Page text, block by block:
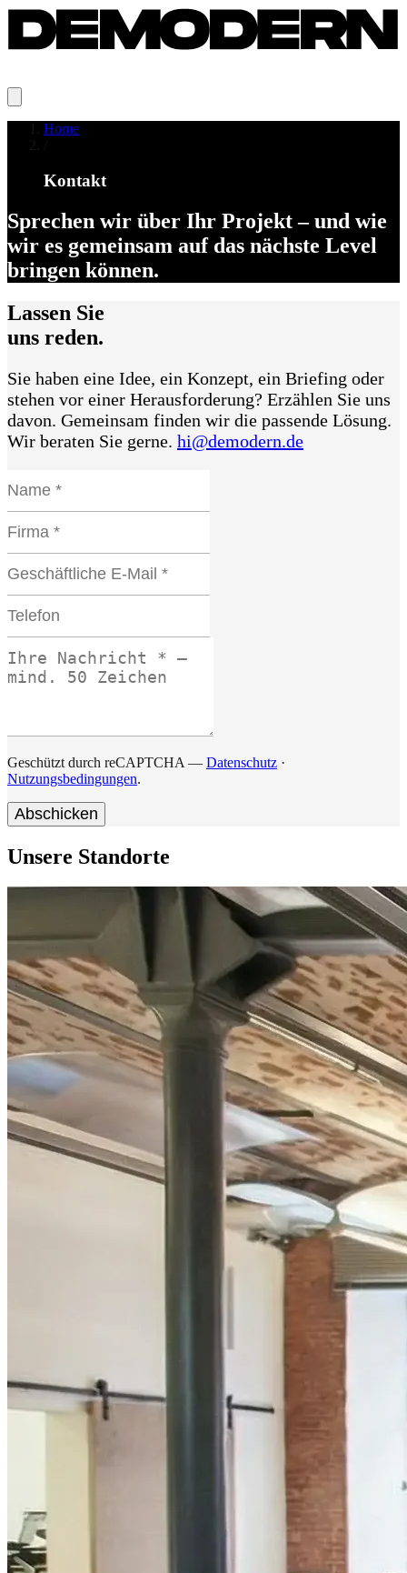
Home
Kontakt
Sprechen wir über Ihr Projekt – und wie
wir es gemeinsam auf das nächste Level
bringen können.
Lassen Sie
uns reden.
Sie haben eine Idee, ein Konzept, ein Briefing oder
stehen vor einer Herausforderung? Erzählen Sie uns
davon. Gemeinsam finden wir die passende Lösung.
Wir beraten Sie gerne. hi@demodern.de
Geschützt durch reCAPTCHA — Datenschutz ·
Nutzungsbedingungen.
Abschicken
Unsere Standorte